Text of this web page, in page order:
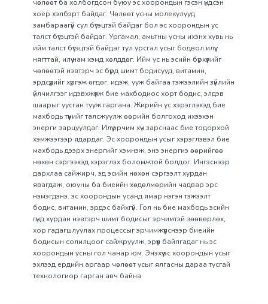
чөлөөт ба холбогдсон буюу эс хоорондын гэсэн үндсэн
хоёр хэлбэрт байдаг. Чөлөөт усны молекулууд
замбараагүй сул бүтэцтэй байдаг бол эс хоорондын ус
талст бүтэцтэй байдаг. Ургамал, амьтны усны ихэнх хувь нь
ийм талст бүтэцтэй байдаг тул урсгал усыг бодвол илүү
нягттай, илүү нам хэмд хөлддөг. Ийм ус нь эсийн бүрхүүлийг
чөлөөтэй нэвтэрч эс бүрд шимт бодисууд, витамин,
эрдсүүдийг хүргэж өгдөг. идэж, ууж байгаа тэжээлийн зүйлийн
үйлчилгээг идэвхжүүлж бие махбодиос хорт бодис, элдэв
шаарыг уусган тууж гаргана. Жирийн ус хэрэглэхэд бие
махбодь түүнийг талсжуулж өөрийн болгоход ихээхэн
энерги зарцуулдаг. Илүү эрчим хүч зарснаас бие тодорхой
хэмжээгээр ядардаг. Эс хоорондын усыг хэрэглэвэл бие
махбодь дээрх энергийг хэмнэж, энэ энергиэ өөрийгөө
нөхөн сэргээхэд хэрэглэх боломжтой болдог. Ингэснээр
дархлаа сайжирч, эд эсийн нөхөн сэргээлт хурдан
явагдаж, оюуны ба биеийн хөдөлмөрийн чадвар эрс
нэмэгдэнэ. эс хоорондын усанд ямар нэгэн тэжээлт
бодис, витамин, эрдэс байхгүй. Гол нь бие махбодь эсийн
гүнд хурдан нэвтэрч шимт бодисыг эрчимтэй зөөвөрлөх,
хор гадагшлуулах процессыг эрчимжүүлснээр биеийн
бодисын солилцоог сайжруулж, эрүүл байлгадаг нь эс
хоорондын усны гол чанар юм. Энэхүү эс хоорондын усыг
эхлээд ердийн аргаар чөлөөт усыг ялгасны дараа тусгай
технологиор гарган авч байна